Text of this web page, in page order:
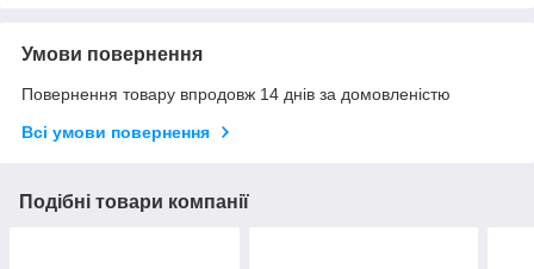
Умови повернення
Повернення товару впродовж 14 днів за домовленістю
Всі умови повернення
Подібні товари компанії